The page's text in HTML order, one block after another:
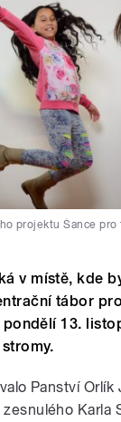
projektu Šance pro
v místě, kde
tábor
13.
Panství Orlík
Karla